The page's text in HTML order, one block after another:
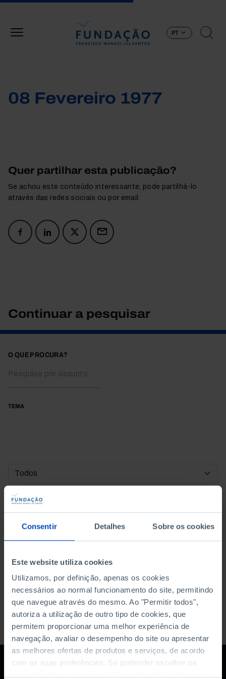
Consentir Detalhes Sobre os cookies
Este website utiliza cookies
Utilizamos, por definição, apenas os cookies
necessários ao normal funcionamento do site, permitindo
que navegue através do mesmo. Ao "Permitir todos",
autoriza a utilização de outro tipo de cookies, que
permitem proporcionar uma melhor experiência de
navegação, avaliar o desempenho do site ou apresentar
as melhores ofertas de produtos e serviços, de acordo
com as suas preferências. Se pretender escolher os
PT
08 Fevereiro 1977
Quer partilhar esta publicação?
Se achou este conteúdo interessante, pode partilhá-lo
através das redes sociais ou por email.
Continuar a pesquisar
O QUE PROCURA?
TEMA
DATA DE INÍCIO
DATA DE FIM